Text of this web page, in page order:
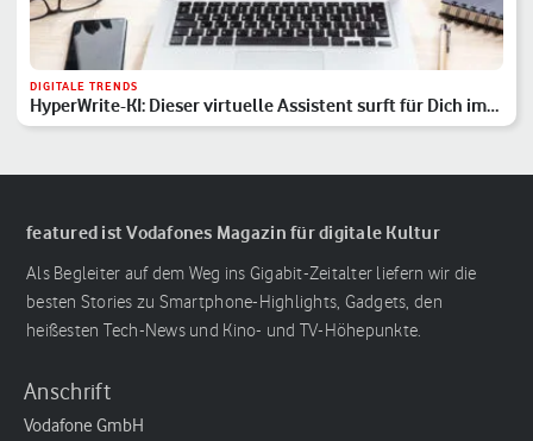
DIGITALE TRENDS
HyperWrite-KI: Dieser virtuelle Assistent surft für Dich im
Internet
featured ist Vodafones Magazin für digitale Kultur
Als Begleiter auf dem Weg ins Gigabit-Zeitalter liefern wir die
besten Stories zu Smartphone-Highlights, Gadgets, den
heißesten Tech-News und Kino- und TV-Höhepunkte.
Anschrift
Vodafone GmbH